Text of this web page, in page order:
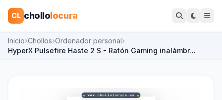
CL chollolocura
Inicio Chollos Ordenador personal
HyperX Pulsefire Haste 2 S - Ratón Gaming inalámbr…